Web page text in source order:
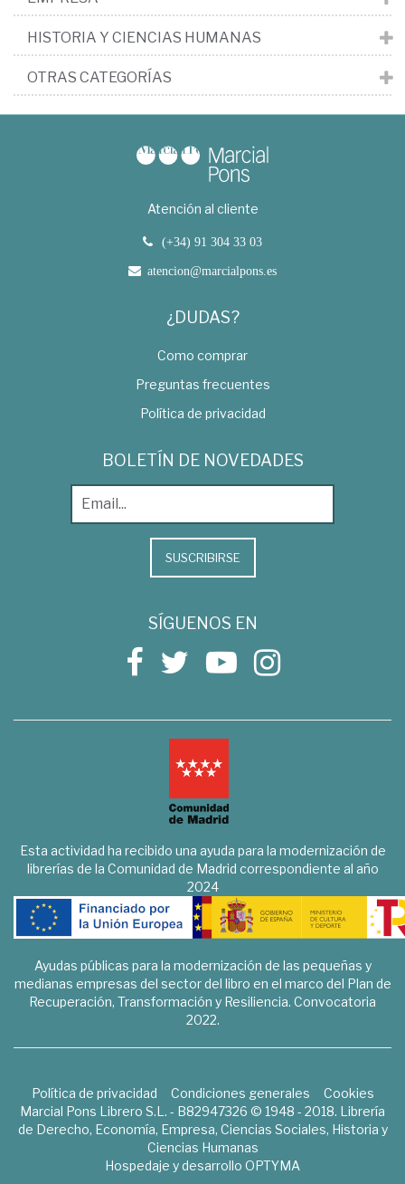
HISTORIA Y CIENCIAS HUMANAS
OTRAS CATEGORÍAS
Atención al cliente
(+34) 91 304 33 03
atencion@marcialpons.es
¿DUDAS?
Como comprar
Preguntas frecuentes
Política de privacidad
BOLETÍN DE NOVEDADES
SUSCRIBIRSE
SÍGUENOS EN
Esta actividad ha recibido una ayuda para la modernización de
librerías de la Comunidad de Madrid correspondiente al año
2024
Ayudas públicas para la modernización de las pequeñas y
medianas empresas del sector del libro en el marco del Plan de
Recuperación, Transformación y Resiliencia. Convocatoria
2022.
Política de privacidad Condiciones generales
Cookies
Marcial Pons Librero S.L. - B82947326 © 1948 - 2018. Librería
de Derecho, Economía, Empresa, Ciencias Sociales, Historia y
Ciencias Humanas
Hospedaje y desarrollo OPTYMA